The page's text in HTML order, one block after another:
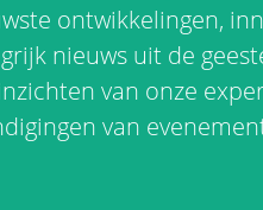
ontwikkelingen,
nieuws uit de
van onze
van